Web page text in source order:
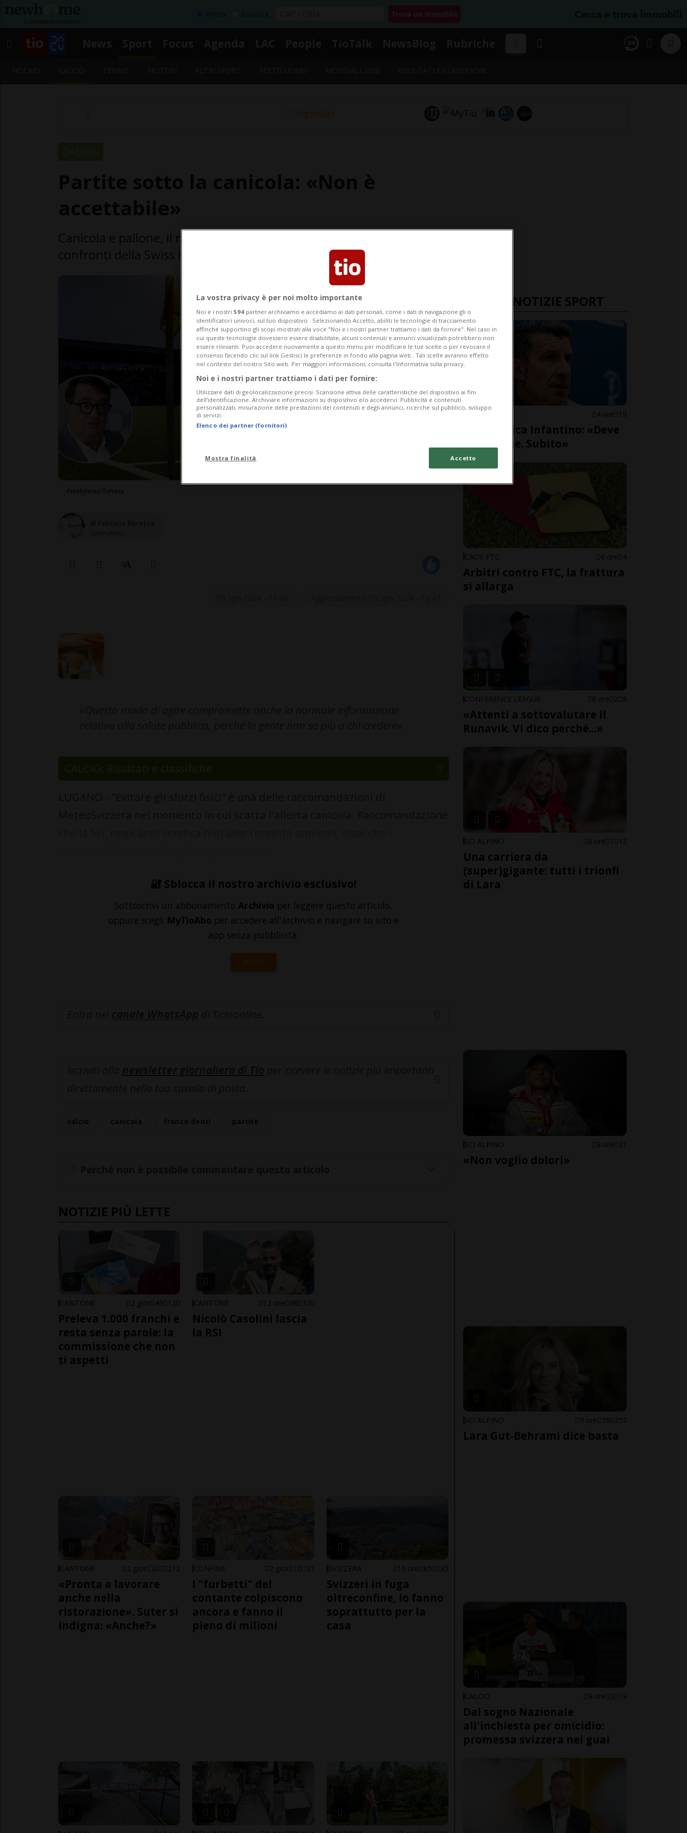
Segnalaci
confronti della Swiss Football League: «Si crea solo confusione»
CALCIO: Risultati e classifiche
🔐 Sblocca il nostro archivio esclusivo!
Sottoscrivi un abbonamento Archivio per leggere questo articolo,
oppure scegli MyTioAbo per accedere all'archivio e navigare su sito e
app senza pubblicità.
ACCEDI
NOTIZIE PIÙ LETTE
CANTONE 2 gior 45 120
Preleva 1.000 franchi e
resta senza parole: la
commissione che non
ti aspetti
CANTONE 12 ore 98 330
Nicolò Casolini lascia
la RSI
CANTONE 2 gior 207 212
«Pronta a lavorare
anche nella
ristorazione». Suter si
indigna: «Anche?»
CONFINE 2 gior 10 37
I "furbetti" del
contante colpiscono
ancora e fanno il
pieno di milioni
SVIZZERA 15 ore 85 135
Svizzeri in fuga
oltreconfine, lo fanno
soprattutto per la
casa
ULTIME NOTIZIE SPORT
4 ore 19
Figo scarica Infantino: «Deve
andarsene. Subito»
CAOS FTC 6 ore 4
Arbitri contro FTC, la frattura
si allarga
CONFERENCE LEAGUE 8 ore 2 8
«Attenti a sottovalutare il
Runavik. Vi dico perché...»
SCI ALPINO 8 ore 1 12
Una carriera da
(super)gigante: tutti i trionfi
di Lara
SCI ALPINO 8 ore 21
«Non voglio dolori»
SCI ALPINO 9 ore 59 257
Lara Gut-Behrami dice basta
CALCIO 9 ore 3 19
Dal sogno Nazionale
all'inchiesta per omicidio:
promessa svizzera nei guai
La vostra privacy è per noi molto importante
Noi e i nostri 594 partner archiviamo e accediamo ai dati personali, come i dati di navigazione gli o
identificatori univoci, sul tuo dispositivo . Selezionando Accetto, abiliti le tecnologie di tracciamento
affinché supportino gli scopi mostrati alla voce "Noi e i nostri partner trattiamo i dati da fornire". Nel caso in
cui queste tecnologie dovessero essere disabilitate, alcuni contenuti e annunci visualizzati potrebbero non
essere rilevanti. Puoi accedere nuovamente a questo menu per modificare le tue scelte o per revocare il
consenso facendo clic sul link Gestisci le preferenze in fondo alla pagina web.. Tali scelte avranno effetto
nel contesto del nostro Sito web. Per maggiori informazioni, consulta l'Informativa sulla privacy.
Noi e i nostri partner trattiamo i dati per fornire:
Utilizzare dati di geolocalizzazione precisi. Scansione attiva delle caratteristiche del dispositivo ai fini
dell’identificazione. Archiviare informazioni su dispositivo e/o accedervi. Pubblicità e contenuti
personalizzati, misurazione delle prestazioni dei contenuti e degli annunci, ricerche sul pubblico, sviluppo
di servizi.
Elenco dei partner (fornitori)
Mostra finalità Accetto